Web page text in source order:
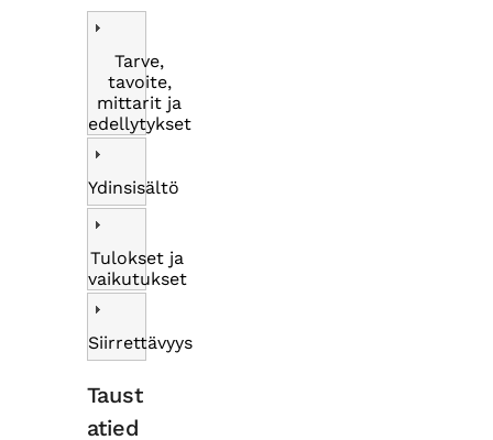
Tarve,
tavoite,
mittarit ja
edellytykset
Ydinsisältö
Tulokset ja
vaikutukset
Siirrettävyys
Taust
atied